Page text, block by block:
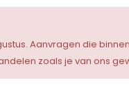
Aanvragen die
zoals je van ons